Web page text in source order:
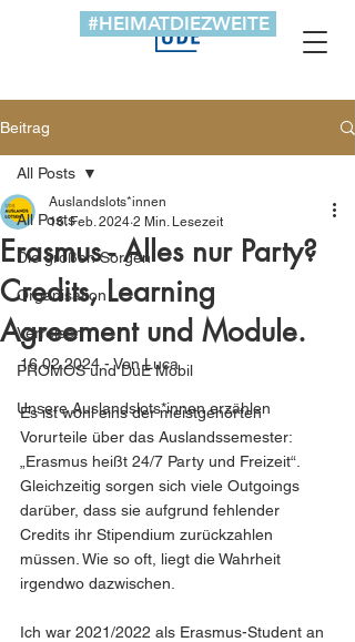
#HEIMATDIEZWEITE
Beitrag
All Posts
Die großen Sorgen
Organisation
Verreisen
PROMOS und DuE Mobil
Unsere Auslandslots*innen erzählen
All Posts
Erasmus - Alles nur Party?
Credits, Learning
Agreement und Module.
Auslandslots*innen
16. Feb. 2024 2 Min. Lesezeit
16.02.2024 - Von Luca
Es ist wohl eins der meistgehörten
Vorurteile über das Auslandssemester:
„Erasmus heißt 24/7 Party und Freizeit“.
Gleichzeitig sorgen sich viele Outgoings
darüber, dass sie aufgrund fehlender
Credits ihr Stipendium zurückzahlen
müssen. Wie so oft, liegt die Wahrheit
irgendwo dazwischen.
Ich war 2021/2022 als Erasmus-Student an